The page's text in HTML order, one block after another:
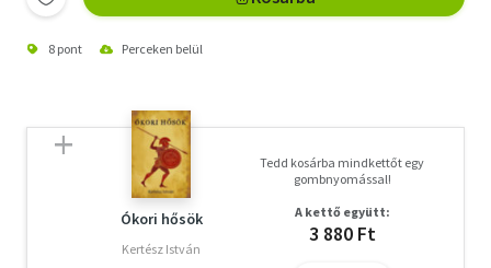
8 pont Perceken belül
Ókori hősök
Kertész István
Tedd kosárba mindkettőt egy
gombnyomással!
A kettő együtt:
3 880 Ft